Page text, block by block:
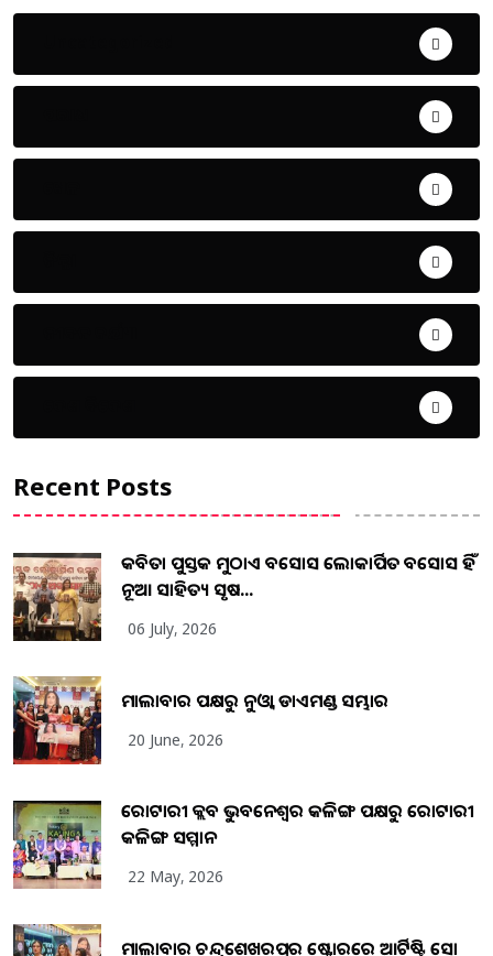
Recent Posts
କବିତା ପୁସ୍ତକ ମୁଠାଏ ଅବସୋସ ଲୋକାର୍ପିତ ଅବସୋସ ହିଁ
ନୂଆ ସାହିତ୍ୟ ସୃଷ...
06 July, 2026
ମାଲାବାର ପକ୍ଷରୁ ନୁଓ୍ବା ଡାଏମଣ୍ଡ ସମ୍ଭାର
20 June, 2026
ରୋଟାରୀ କ୍ଲବ ଭୁବନେଶ୍ୱର କଳିଙ୍ଗ ପକ୍ଷରୁ ରୋଟାରୀ
କଳିଙ୍ଗ ସମ୍ମାନ
22 May, 2026
ମାଲାବାର ଚନ୍ଦ୍ରଶେଖରପୁର ଷ୍ଟୋରରେ ଆର୍ଟିଷ୍ଟ୍ରି ସୋ